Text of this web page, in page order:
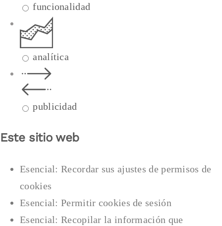
funcionalidad
analítica
publicidad
Este sitio web
Esencial: Recordar sus ajustes de permisos de
cookies
Esencial: Permitir cookies de sesión
Esencial: Recopilar la información que